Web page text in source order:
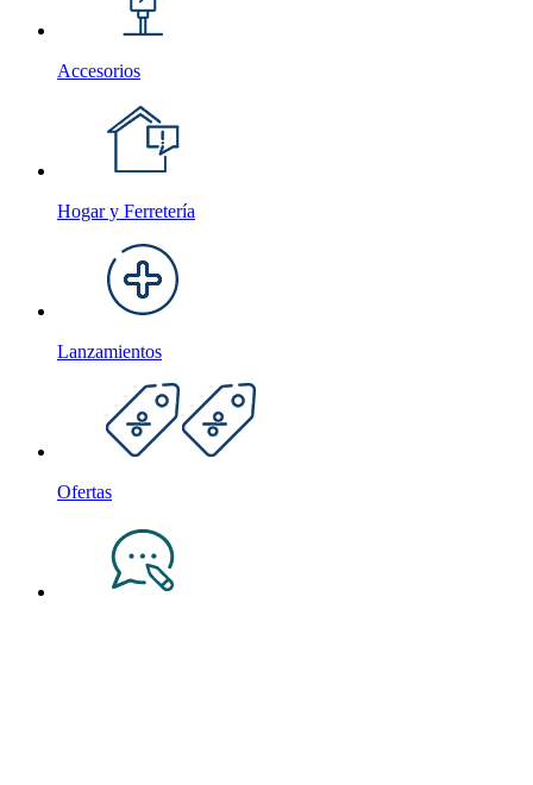
Accesorios
Hogar y Ferretería
Lanzamientos
Ofertas